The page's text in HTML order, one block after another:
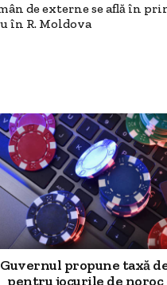
de externe se află în
în R. Moldova
Guvernul propune taxă
pentru jocurile de noroc